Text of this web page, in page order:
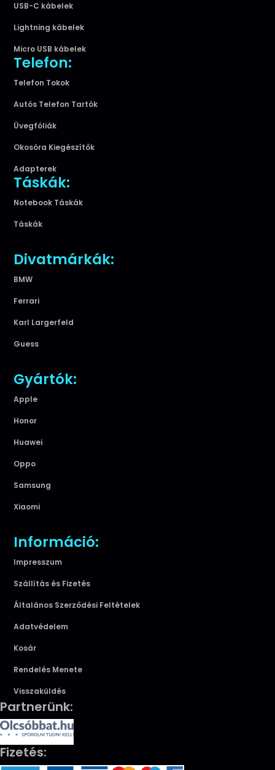
USB-C kábelek
Lightning kábelek
Micro USB kábelek
Telefon:
Telefon Tokok
Autós Telefon Tartók
Üvegfóliák
Okosóra Kiegészítők
Adapterek
Táskák:
Notebook Táskák
Táskák
Divatmárkák:
BMW
Ferrari
Karl Largerfeld
Guess
Gyártók:
Apple
Honor
Huawei
Oppo
Samsung
Xiaomi
Információ:
Impresszum
Szállítás és Fizetés
Általános Szerződési Feltételek
Adatvédelem
Kosár
Rendelés Menete
Visszaküldés
Partnerünk:
Fizetés: